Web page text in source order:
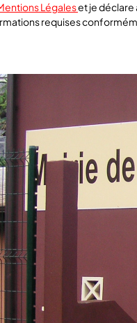
Légaleset je déclare
requises